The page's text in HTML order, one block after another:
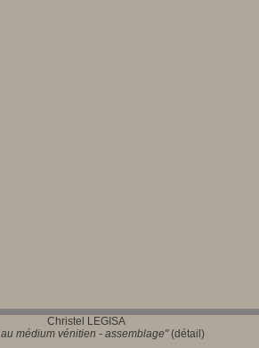
Christel LEGISA
au médium vénitien - assemblage" (détail)